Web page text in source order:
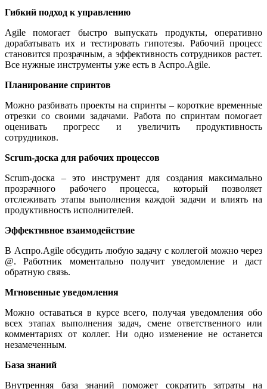
Гибкий подход к управлению
Agile помогает быстро выпускать продукты, оперативно
дорабатывать их и тестировать гипотезы. Рабочий процесс
становится прозрачным, а эффективность сотрудников растет.
Все нужные инструменты уже есть в Аспро.Agile.
Планирование спринтов
Можно разбивать проекты на спринты – короткие временные
отрезки со своими задачами. Работа по спринтам помогает
оценивать прогресс и увеличить продуктивность
сотрудников.
Scrum-доска для рабочих процессов
Scrum-доска – это инструмент для создания максимально
прозрачного рабочего процесса, который позволяет
отслеживать этапы выполнения каждой задачи и влиять на
продуктивность исполнителей.
Эффективное взаимодействие
В Аспро.Agile обсудить любую задачу с коллегой можно через
@. Работник моментально получит уведомление и даст
обратную связь.
Мгновенные уведомления
Можно оставаться в курсе всего, получая уведомления обо
всех этапах выполнения задач, смене ответственного или
комментариях от коллег. Ни одно изменение не останется
незамеченным.
База знаний
Внутренняя база знаний поможет сократить затраты на